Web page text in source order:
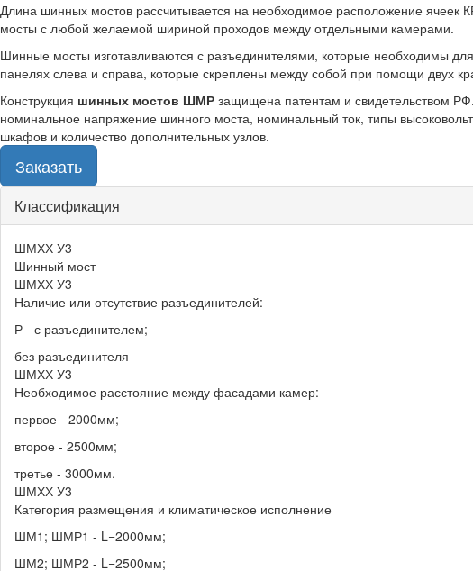
Длина шинных мостов рассчитывается на необходимое расположение
мосты с любой желаемой шириной проходов между отдельными камерами.
Шинные мосты изготавливаются с разъединителями, которые необходимы
панелях слева и справа, которые скреплены между собой при помощи двух
Конструкция шинных мостов ШМР защищена патентам и свидетельством
номинальное напряжение шинного моста, номинальный ток, типы
шкафов и количество дополнительных узлов.
Заказать
Группа
вкладок
характеристик
товара
Классификация
ШМХХ У3
Шинный мост
ШМХХ У3
Наличие или отсутствие разъединителей:
Р - с разъединителем;
без разъединителя
ШМХХ У3
Необходимое расстояние между фасадами камер:
первое - 2000мм;
второе - 2500мм;
третье - 3000мм.
ШМХХ У3
Категория размещения и климатическое исполнение
ШМ1; ШМР1 - L=2000мм;
ШМ2; ШМР2 - L=2500мм;